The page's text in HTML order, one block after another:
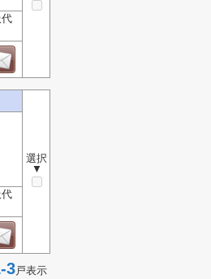
選択
▼
戸表示